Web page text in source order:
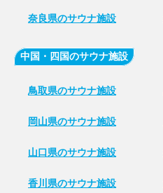
奈良県のサウナ施設
中国・四国のサウナ施設
鳥取県のサウナ施設
岡山県のサウナ施設
山口県のサウナ施設
香川県のサウナ施設